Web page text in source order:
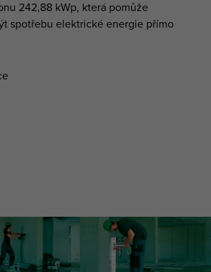
242,88 kWp, která pomůže
spotřebu elektrické energie přímo